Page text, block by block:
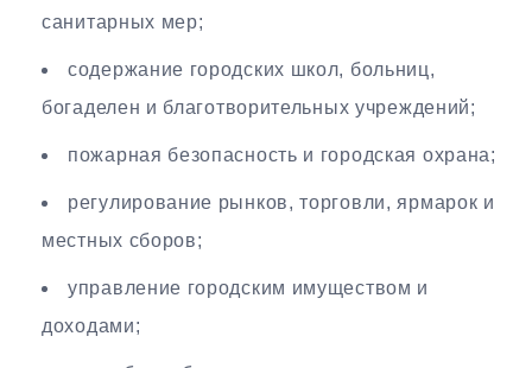
санитарных мер;
содержание городских школ, больниц,
богаделен и благотворительных учреждений;
пожарная безопасность и городская охрана;
регулирование рынков, торговли, ярмарок и
местных сборов;
управление городским имуществом и
доходами;